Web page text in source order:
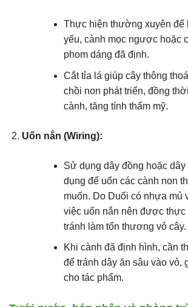
Thực hiện thường xuyên để
yếu, cành mọc ngược hoặc
phom dáng đã định.
Cắt tỉa lá giúp cây thông
chồi non phát triển, đồng
cành, tăng tính thẩm mỹ.
Uốn nắn (Wiring):
Sử dụng dây đồng hoặc dây
dụng để uốn các cành non
muốn. Do Duối có nhựa mủ
việc uốn nắn nên được thực
tránh làm tổn thương vỏ cây.
Khi cành đã định hình, cần
để tránh dây ăn sâu vào vỏ,
cho tác phẩm.